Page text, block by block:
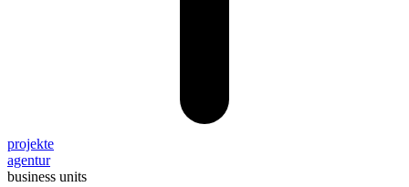
projekte
agentur
business units